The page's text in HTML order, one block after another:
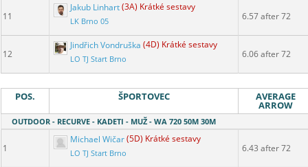
11
Jakub Linhart(3A) Krátké sestavy
LK Brno 05 6.57 after 72
12
Jindřich Vondruška (4D) Krátké sestavy
LO TJ Start Brno 6.06 after 72
POS. ŠPORTOVEC AVERAGE
ARROW
OUTDOOR - RECURVE - KADETI - MUŽ - WA 720 50M 30M
1
Michael Wičar(5D) Krátké sestavy
LO TJ Start Brno 6.43 after 72